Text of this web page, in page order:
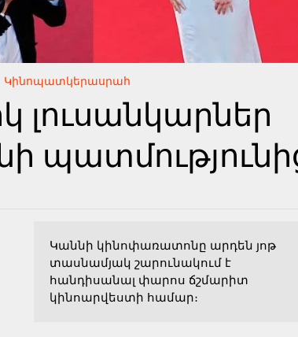
Կինոպատկերասրահ
լուսանկարներ
Կաննի կինոփառատոնը արդեն յոթ
տասնամյակ շարունակում է
հանդիսանալ փարոս ճշմարիտ
կինոարվեստի համար։